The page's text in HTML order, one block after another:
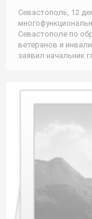
Севастополь, 12
Севастополе по
ветеранов и
заявил начальник